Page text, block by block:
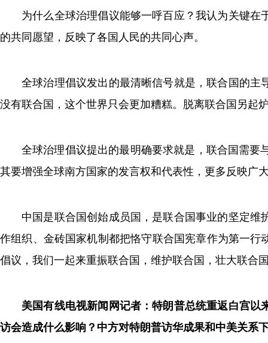
为什么全球治理倡议能够一呼百应？我认为关键
的共同愿望，反映了各国人民的共同心声。
全球治理倡议发出的最清晰信号就是，联合国的
没有联合国，这个世界只会更加糟糕。脱离联合国另起
全球治理倡议提出的最明确要求就是，联合国需
其要增强全球南方国家的发言权和代表性，更多反映广
中国是联合国创始成员国，是联合国事业的坚定
作组织、金砖国家机制都把恪守联合国宪章作为第一
倡议，我们一起来重振联合国，维护联合国，壮大联合
美国有线电视新闻网记者：特朗普总统重返白宫
访会造成什么影响？中方对特朗普访华成果和中美关系